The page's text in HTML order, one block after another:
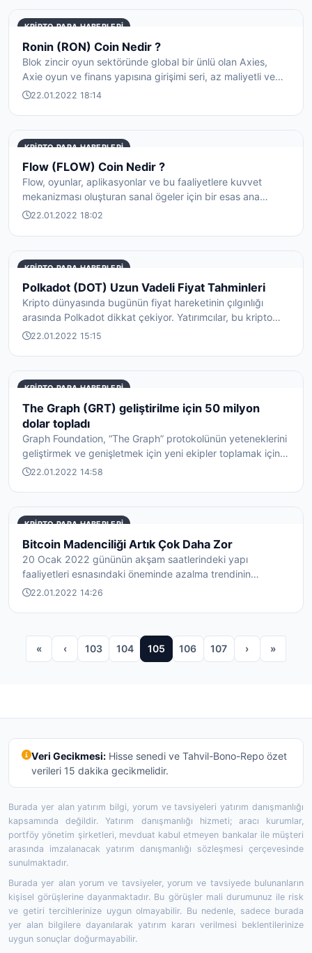
KRIPTO PARA HABERLERI
Ronin (RON) Coin Nedir ?
Blok zincir oyun sektöründe global bir ünlü olan Axies,
Axie oyun ve finans yapısına girişimi seri, az maliyetli ve
herhangi bir ...
22.01.2022 18:14
KRIPTO PARA HABERLERI
Flow (FLOW) Coin Nedir ?
Flow, oyunlar, aplikasyonlar ve bu faaliyetlere kuvvet
mekanizması oluşturan sanal ögeler için bir esas ana
görevi gören geliştiri...
22.01.2022 18:02
KRIPTO PARA HABERLERI
Polkadot (DOT) Uzun Vadeli Fiyat Tahminleri
Kripto dünyasında bugünün fiyat hareketinin çılgınlığı
arasında Polkadot dikkat çekiyor. Yatırımcılar, bu kripto
paranın %12'den f...
22.01.2022 15:15
KRIPTO PARA HABERLERI
The Graph (GRT) geliştirilme için 50 milyon
dolar topladı
Graph Foundation, “The Graph” protokolünün yeteneklerini
geliştirmek ve genişletmek için yeni ekipler toplamak için
başarılı bir ş...
22.01.2022 14:58
KRIPTO PARA HABERLERI
Bitcoin Madenciliği Artık Çok Daha Zor
20 Ocak 2022 gününün akşam saatlerindeki yapı
faaliyetleri esnasındaki öneminde azalma trendinin
sonrasında, Bitcoin'in madencilik...
22.01.2022 14:26
« ‹ 103 104 105 106 107 › »
Veri Gecikmesi:Hisse senedi ve Tahvil-Bono-Repo özet
verileri 15 dakika gecikmelidir.
Burada yer alan yatırım bilgi, yorum ve tavsiyeleri yatırım danışmanlığı
kapsamında değildir. Yatırım danışmanlığı hizmeti; aracı kurumlar,
portföy yönetim şirketleri, mevduat kabul etmeyen bankalar ile müşteri
arasında imzalanacak yatırım danışmanlığı sözleşmesi çerçevesinde
sunulmaktadır.
Burada yer alan yorum ve tavsiyeler, yorum ve tavsiyede bulunanların
kişisel görüşlerine dayanmaktadır. Bu görüşler mali durumunuz ile risk
ve getiri tercihlerinize uygun olmayabilir. Bu nedenle, sadece burada
yer alan bilgilere dayanılarak yatırım kararı verilmesi beklentilerinize
uygun sonuçlar doğurmayabilir.